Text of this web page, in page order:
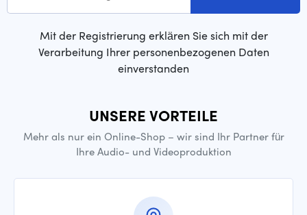
Mit der Registrierung erklären Sie sich mit der
Verarbeitung Ihrer personenbezogenen Daten
einverstanden
UNSERE VORTEILE
Mehr als nur ein Online-Shop – wir sind Ihr Partner für
Ihre Audio- und Videoproduktion